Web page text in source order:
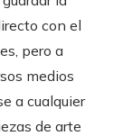
con el
pero a
medios
a cualquier
de arte